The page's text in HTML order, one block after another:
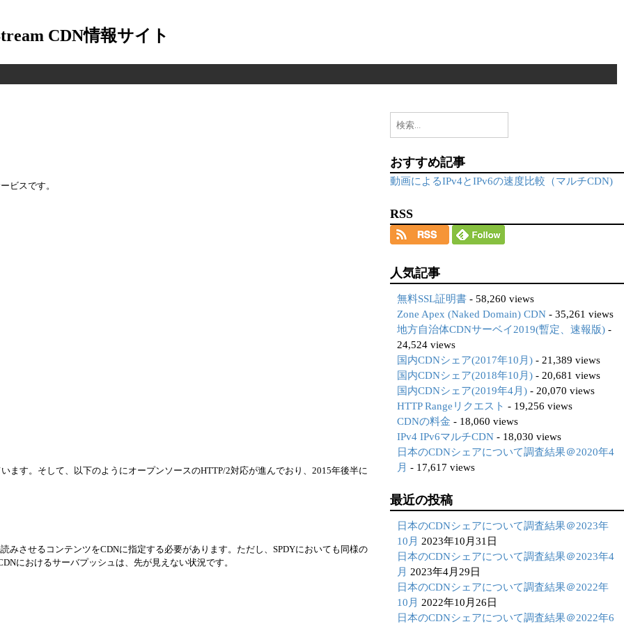
CDN情報サイト
ビスです。
ます。そして、以下のようにオープンソースのHTTP/2対応が進んでおり、2015年後半に
させるコンテンツをCDNに指定する必要があります。ただし、SPDYにおいても同様の
におけるサーバプッシュは、先が見えない状況です。
検
おすすめ記事
動画によるIPv4とIPv6の速度比較（マルチCDN)
RSS
人気記事
無料SSL証明書 - 58,260 views
Zone Apex (Naked Domain) CDN - 35,261 views
地方自治体CDNサーベイ2019(暫定、速報版) -
24,524 views
国内CDNシェア(2017年10月) - 21,389 views
国内CDNシェア(2018年10月) - 20,681 views
国内CDNシェア(2019年4月) - 20,070 views
HTTP Rangeリクエスト - 19,256 views
CDNの料金 - 18,060 views
IPv4 IPv6マルチCDN - 18,030 views
日本のCDNシェアについて調査結果＠2020年4
月 - 17,617 views
最近の投稿
日本のCDNシェアについて調査結果＠2023年
10月 2023年10月31日
日本のCDNシェアについて調査結果＠2023年4
月 2023年4月29日
日本のCDNシェアについて調査結果＠2022年
10月 2022年10月26日
日本のCDNシェアについて調査結果＠2022年6